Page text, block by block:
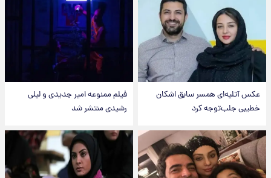
عکس‌ آتلیه‌ای همسر سابق اشکان
خطیبی جلب‌توجه کرد
فیلم ممنوعه امیر جدیدی و لیلی
رشیدی منتشر شد